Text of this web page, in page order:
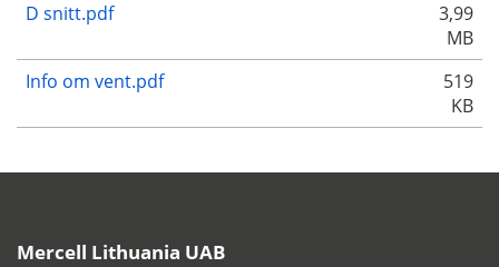
D snitt.pdf
3,99
MB
Info om vent.pdf
519
KB
Mercell Lithuania UAB